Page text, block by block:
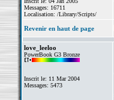
Messages: 16711
Localisation: /Library/Scripts/
Revenir en haut de page
love_leeloo
PowerBook G3 Bronze
Inscrit le: 11 Mar 2004
Messages: 5473